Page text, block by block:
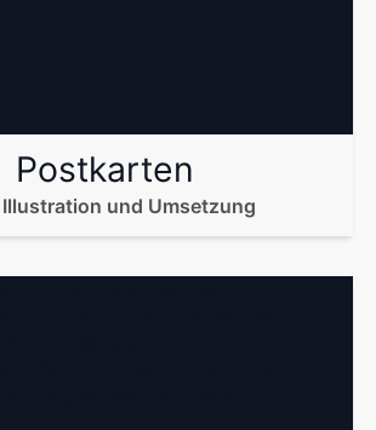
Postkarten
Illustration und Umsetzung